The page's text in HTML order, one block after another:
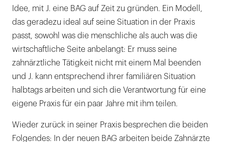
Idee, mit J. eine BAG auf Zeit zu gründen. Ein Modell,
das geradezu ideal auf seine Situation in der Praxis
passt, sowohl was die menschliche als auch was die
wirtschaftliche Seite anbelangt: Er muss seine
zahnärztliche Tätigkeit nicht mit einem Mal beenden
und J. kann entsprechend ihrer familiären Situation
halbtags arbeiten und sich die Verantwortung für eine
eigene Praxis für ein paar Jahre mit ihm teilen.
Wieder zurück in seiner Praxis besprechen die beiden
Folgendes: In der neuen BAG arbeiten beide Zahnärzte